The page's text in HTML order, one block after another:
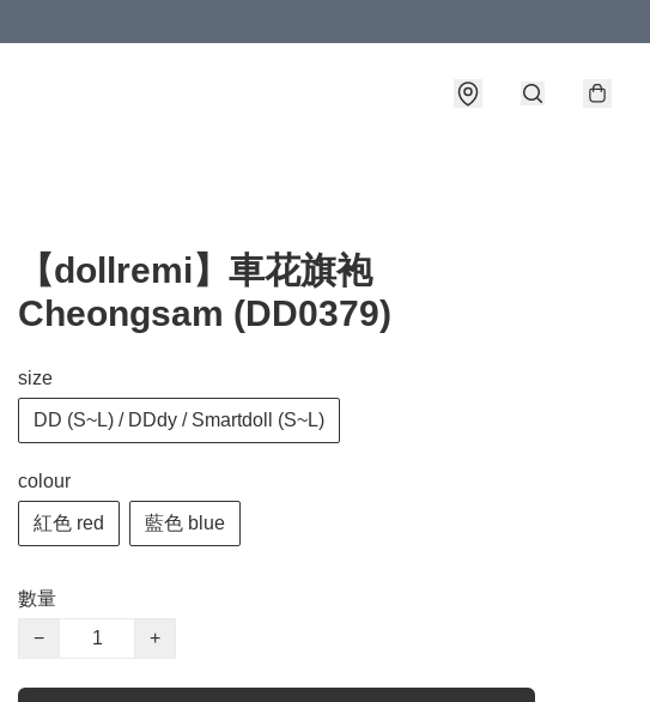
【dollremi】車花旗袍
Cheongsam (DD0379)
size
DD (S~L) / DDdy / Smartdoll (S~L)
colour
紅色 red 藍色 blue
數量
−
+